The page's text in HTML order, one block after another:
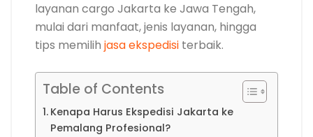
layanan cargo Jakarta ke Jawa Tengah,
mulai dari manfaat, jenis layanan, hingga
tips memilih jasa ekspedisi terbaik.
Table of Contents
Kenapa Harus Ekspedisi Jakarta ke
Pemalang Profesional?